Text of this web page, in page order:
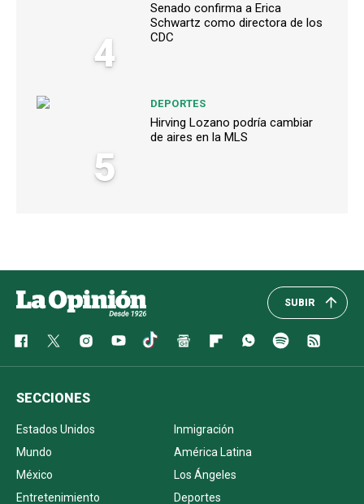
4
Senado confirma a Erica
Schwartz como directora de los
CDC
5
DEPORTES
Hirving Lozano podría cambiar
de aires en la MLS
SUBIR
SECCIONES
Estados Unidos
Inmigración
Mundo
América Latina
México
Los Ángeles
Entretenimiento
Deportes